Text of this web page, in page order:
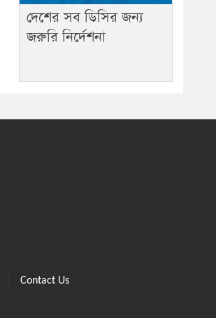
দেশের সব ডিসির জন্য
জরুরি নির্দেশনা
Contact Us